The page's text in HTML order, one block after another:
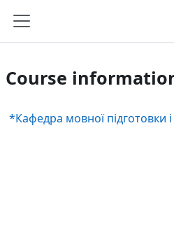
Side panel
Course
*Кафедра мовної підготовки і